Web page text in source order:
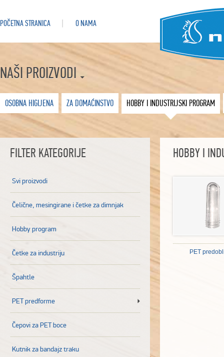
POČETNA STRANICA O NAMA
NAŠI PROIZVODI
OSOBNA HIGIJENA ZA DOMAĆINSTVO HOBBY I INDUSTRIJSKI PROGRAM
FILTER KATEGORIJE
Svi proizvodi
Čelične, mesingirane i četke za dimnjak
Hobby program
Četke za industriju
Špahtle
PET predforme
Čepovi za PET boce
Kutnik za bandajz traku
HOBBY I
PET